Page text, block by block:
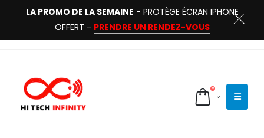
LA PROMO DE LA SEMAINE - PROTÈGE ÉCRAN IPHONE
OFFERT - PRENDRE UN RENDEZ-VOUS
0